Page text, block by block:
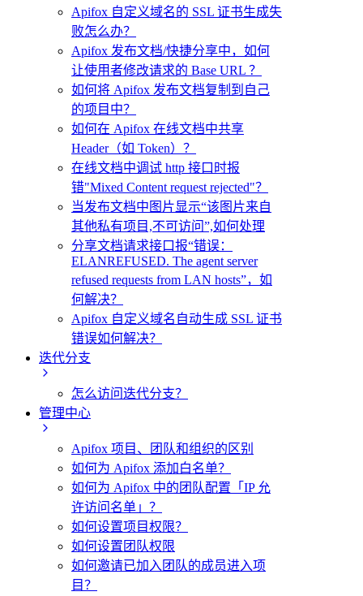
Apifox 自定义域名的 SSL 证书生成失
败怎么办？
Apifox 发布文档/快捷分享中，如何
让使用者修改请求的 Base URL ？
如何将 Apifox 发布文档复制到自己
的项目中？
如何在 Apifox 在线文档中共享
Header（如 Token）？
在线文档中调试 http 接口时报
错"Mixed Content request rejected"？
当发布文档中图片显示“该图片来自
其他私有项目,不可访问”,如何处理
分享文档请求接口报“错误：
ELANREFUSED. The agent server
refused requests from LAN hosts”，如
何解决？
Apifox 自定义域名自动生成 SSL 证书
错误如何解决？
迭代分支
怎么访问迭代分支？
管理中心
Apifox 项目、团队和组织的区别
如何为 Apifox 添加白名单？
如何为 Apifox 中的团队配置「IP 允
许访问名单」？
如何设置项目权限？
如何设置团队权限
如何邀请已加入团队的成员进入项
目？